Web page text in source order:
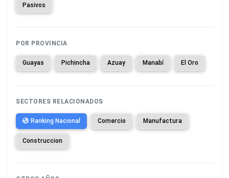
Pasivos
POR PROVINCIA
Guayas Pichincha Azuay Manabí El Oro
SECTORES RELACIONADOS
Ranking Nacional Comercio Manufactura
Construccion